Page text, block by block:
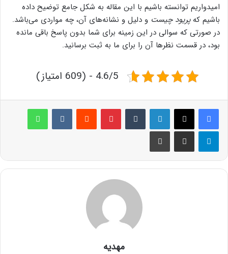
امیدواریم توانسته باشیم با این مقاله به شکل جامع توضیح داده
باشیم کهپریود چیست و دلیل و نشانه‌های آن، چه مواردی می‌باشد.
در صورتی که سوالی در این زمینه برای شما بدون پاسخ باقی مانده
بود، در قسمت نظرها آن را برای ما به ثبت برسانید.
4.6/5 - (609 امتیاز)
لینکدین ‫تامبلر پینترست‫رددیت ‫VKontakteواتس آپ
تلگرام اشتراک گذاری از طریق ایمیل چاپ
مهدیه